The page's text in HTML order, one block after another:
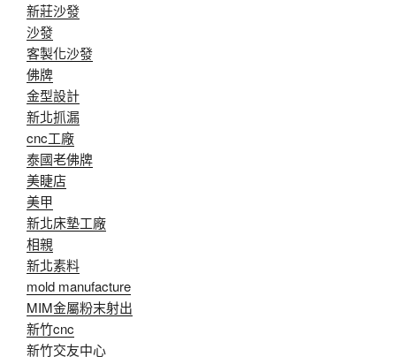
新莊沙發
沙發
客製化沙發
佛牌
金型設計
新北抓漏
cnc工廠
泰國老佛牌
美睫店
美甲
新北床墊工廠
相親
新北素料
mold manufacture
MIM金屬粉末射出
新竹cnc
新竹交友中心